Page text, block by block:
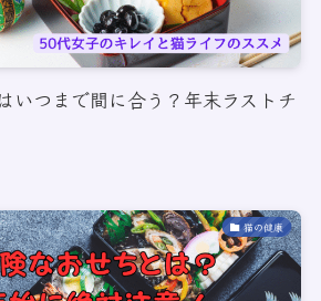
いつまで間に合う？年末ラストチ
猫の健康